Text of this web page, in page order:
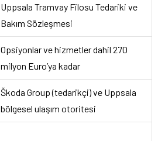
Uppsala Tramvay Filosu Tedariki ve
Bakım Sözleşmesi
Opsiyonlar ve hizmetler dahil 270
milyon Euro’ya kadar
Škoda Group (tedarikçi) ve Uppsala
bölgesel ulaşım otoritesi